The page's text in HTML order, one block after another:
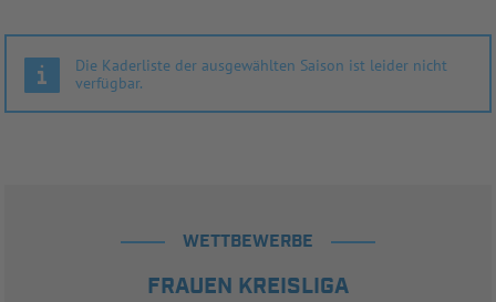
Die Kaderliste der ausgewählten Saison ist leider nicht
verfügbar.
WETTBEWERBE
FRAUEN KREISLIGA